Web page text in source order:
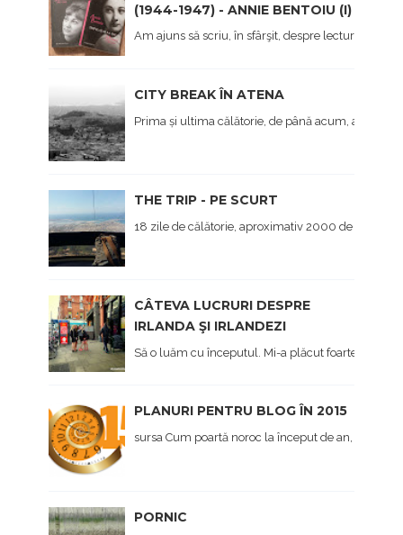
(1944-1947) - ANNIE BENTOIU (I)
Am ajuns să scriu, în sfârşit, despre lectura mea
CITY BREAK ÎN ATENA
Prima și ultima călătorie, de până acum, a
THE TRIP - PE SCURT
18 zile de călătorie, aproximativ 2000 de
CÂTEVA LUCRURI DESPRE
IRLANDA ŞI IRLANDEZI
Să o luăm cu începutul. Mi-a plăcut foarte mult
PLANURI PENTRU BLOG ÎN 2015
sursa Cum poartă noroc la început de an, afișez și
PORNIC